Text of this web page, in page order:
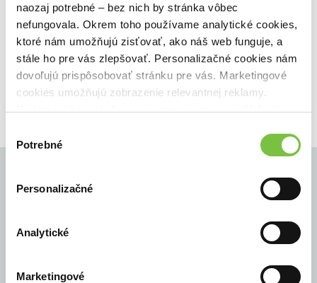
naozaj potrebné – bez nich by stránka vôbec
nefungovala. Okrem toho používame analytické cookies,
ktoré nám umožňujú zisťovať, ako náš web funguje, a
stále ho pre vás zlepšovať. Personalizačné cookies nám
dovoľujú prispôsobovať stránku pre vás. Marketingové
cookies umožňujú zobrazenie relevantnej reklamy.
Niektoré údaje zdieľame aj s tretími stranami. Veľmi by
cookies.
súhlasu
Potrebné
Personalizačné
Analytické
Marketingové